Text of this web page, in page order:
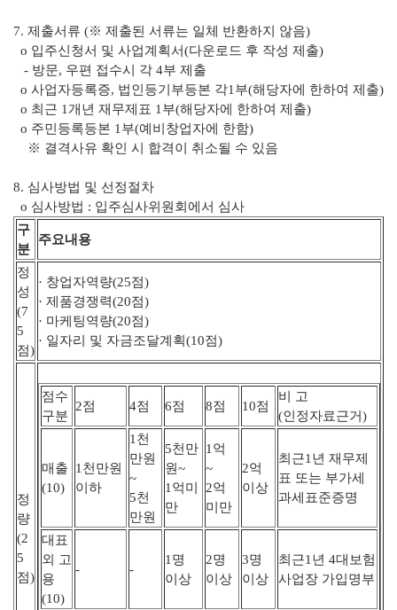
7. 제출서류 (※ 제출된 서류는 일체 반환하지 않음)
o 입주신청서 및 사업계획서(다운로드 후 작성 제출)
- 방문, 우편 접수시 각 4부 제출
o 사업자등록증, 법인등기부등본 각1부(해당자에 한하여 제출)
o 최근 1개년 재무제표 1부(해당자에 한하여 제출)
o 주민등록등본 1부(예비창업자에 한함)
※ 결격사유 확인 시 합격이 취소될 수 있음
8. 심사방법 및 선정절차
o 심사방법 : 입주심사위원회에서 심사
구
분
주요내용
정
성
(7
5
점)
· 창업자역량(25점)
· 제품경쟁력(20점)
· 마케팅역량(20점)
· 일자리 및 자금조달계획(10점)
정
량
(2
5
점)
점수
구분
2점 4점 6점 8점 10점
비 고
(인정자료근거)
매출
(10)
1천만원
이하
1천
만원
~
5천
만원
5천만
원~
1억미
만
1억
~
2억
미만
2억
이상
최근1년 재무제
표 또는 부가세
과세표준증명
대표
외 고
용
(10)
- -
1명
이상
2명
이상
3명
이상
최근1년 4대보험
사업장 가입명부